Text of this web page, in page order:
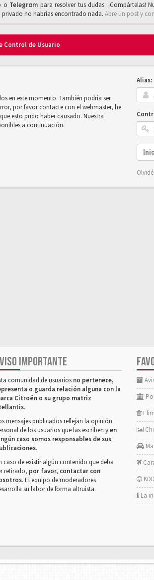
o Telegrαm para resolver tus dudas. ¡Compártelas!
privado no habrías encontrado nada. Abre un post y
Control de Usuario
en este momento. También podría ser
por favor contacte con el webmaster, he
esto pudo haber causado. Nuestra
a continuación.
Alias:
IMPORTANTE
comunidad de usuarios no pertenece,
o guarda relación alguna con la
Citroën o su grupo matriz
.
mensajes publicados reflejan la opinión
de los usuarios que las escriben yen
caso somos responsables de sus
.
caso de existir algún contenido que deba
retirado, por favor, contactar con
. El equipo de moderadores
su labor de forma altruista.
La